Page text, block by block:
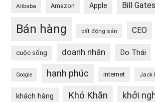
Alibaba Amazon Apple Bill Gates
Bán hàng bất động sản CEO
cuộc sống doanh nhân Do Thái
Google hạnh phúc internet Jack
khách hàng Khó Khăn khởi